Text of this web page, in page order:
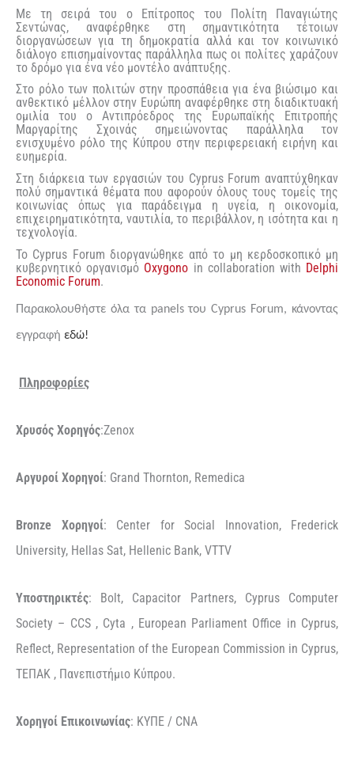
Με τη σειρά του ο Επίτροπος του Πολίτη Παναγιώτης
Σεντώνας, αναφέρθηκε στη σημαντικότητα τέτοιων
διοργανώσεων για τη δημοκρατία αλλά και τον κοινωνικό
διάλογο επισημαίνοντας παράλληλα πως οι πολίτες χαράζουν
το δρόμο για ένα νέο μοντέλο ανάπτυξης.
Στο ρόλο των πολιτών στην προσπάθεια για ένα βιώσιμο και
ανθεκτικό μέλλον στην Ευρώπη αναφέρθηκε στη διαδικτυακή
ομιλία του ο Αντιπρόεδρος της Ευρωπαϊκής Επιτροπής
Μαργαρίτης Σχοινάς σημειώνοντας παράλληλα τον
ενισχυμένο ρόλο της Κύπρου στην περιφερειακή ειρήνη και
ευημερία.
Στη διάρκεια των εργασιών του Cyprus Forum αναπτύχθηκαν
πολύ σημαντικά θέματα που αφορούν όλους τους τομείς της
κοινωνίας όπως για παράδειγμα η υγεία, η οικονομία,
επιχειρηματικότητα, ναυτιλία, το περιβάλλον, η ισότητα και η
τεχνολογία.
Το Cyprus Forum διοργανώθηκε από το μη κερδοσκοπικό μη
κυβερνητικό οργανισμό Oxygono in collaboration with Delphi
Economic Forum.
Παρακολουθήστε όλα τα panels τουCyprus Forum, κάνοντας
εγγραφή εδώ!
Πληροφορίες
Χρυσός Χορηγός:Zenox
Αργυροί Χορηγοί: Grand Thornton, Remedica
Bronze Χορηγοί: Center for Social Innovation, Frederick
University, Hellas Sat, Hellenic Bank, VTTV
Υποστηρικτές: Bolt, Capacitor Partners, Cyprus Computer
Society – CCS , Cyta , European Parliament Office in Cyprus,
Reflect, Representation of the European Commission in Cyprus,
ΤΕΠΑΚ , Πανεπιστήμιο Κύπρου.
Χορηγοί Επικοινωνίας: ΚΥΠΕ / CNA